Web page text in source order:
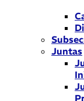
Juntas